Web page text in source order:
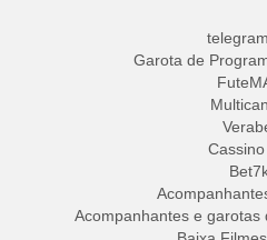
Garota de
Acompanhantes e